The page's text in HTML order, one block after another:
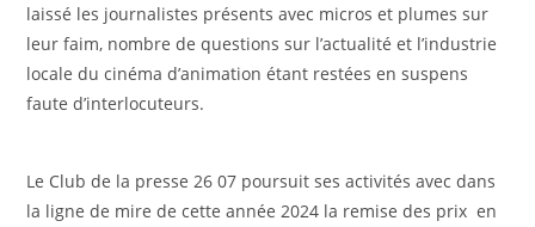
laissé les journalistes présents avec micros et plumes sur
leur faim, nombre de questions sur l’actualité et l’industrie
locale du cinéma d’animation étant restées en suspens
faute d’interlocuteurs.
Le Club de la presse 26 07 poursuit ses activités avec dans
la ligne de mire de cette année 2024 la remise des prix en